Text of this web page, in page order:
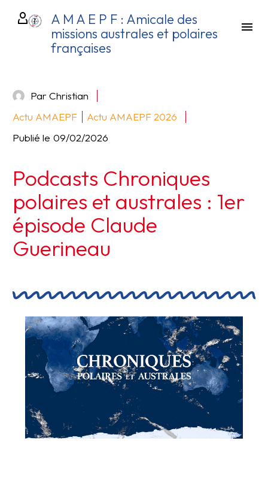
A M A E P F : Amicale des
missions australes et polaires
françaises
Par Christian
Actu AMAEPF
Actu AMAEPF 2026
Publié le 09/02/2026
Podcasts Chroniques
polaires et australes : 1er
épisode Claude
Guerineau